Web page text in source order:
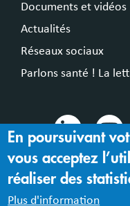
Documents et vidéos
Actualités
Réseaux sociaux
Parlons santé ! La
Accessibilité
En poursuivant
vous acceptez
réaliser des
Plus d'information